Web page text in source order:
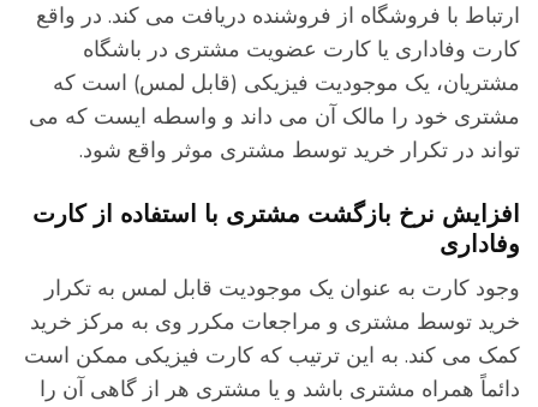
با فروشگاه از فروشنده دریافت می کند. در واقع
وفاداری یا کارت عضویت مشتری در باشگاه
یک موجودیت فیزیکی (قابل لمس) است که
خود را مالک آن می داند و واسطه ایست که می
در تکرار خرید توسط مشتری موثر واقع شود.
نرخ بازگشت مشتری با استفاده از کارت
کارت به عنوان یک موجودیت قابل لمس به تکرار
توسط مشتری و مراجعات مکرر وی به مرکز خرید
می کند. به این ترتیب که کارت فیزیکی ممکن است
همراه مشتری باشد و یا مشتری هر از گاهی آن را